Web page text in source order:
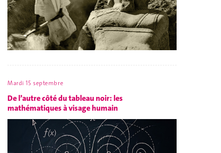
Mardi 15 septembre
De l’autre côté du tableau noir: les
mathématiques à visage humain